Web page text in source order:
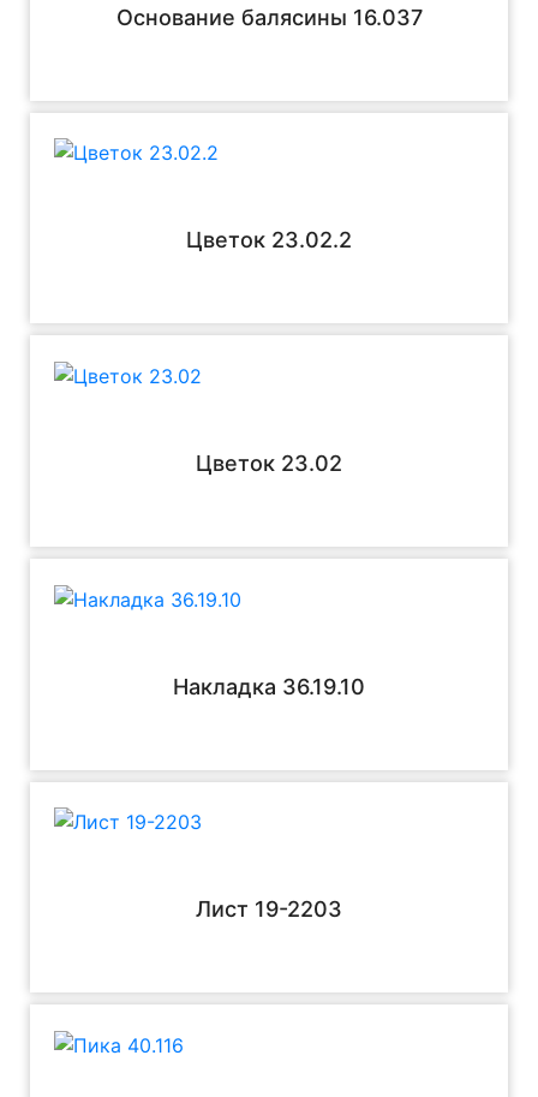
Основание балясины 16.037
Цветок 23.02.2
Цветок 23.02
Накладка 36.19.10
Лист 19-2203